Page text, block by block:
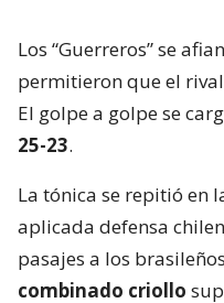
Los “Guerreros” se
permitieron que el
El golpe a golpe se
25-23.
La tónica se repitió en
aplicada defensa
pasajes a los
combinado criollo